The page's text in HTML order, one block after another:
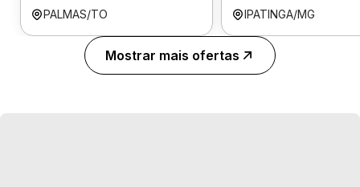
PALMAS/TO IPATINGA/MG
Mostrar mais ofertas